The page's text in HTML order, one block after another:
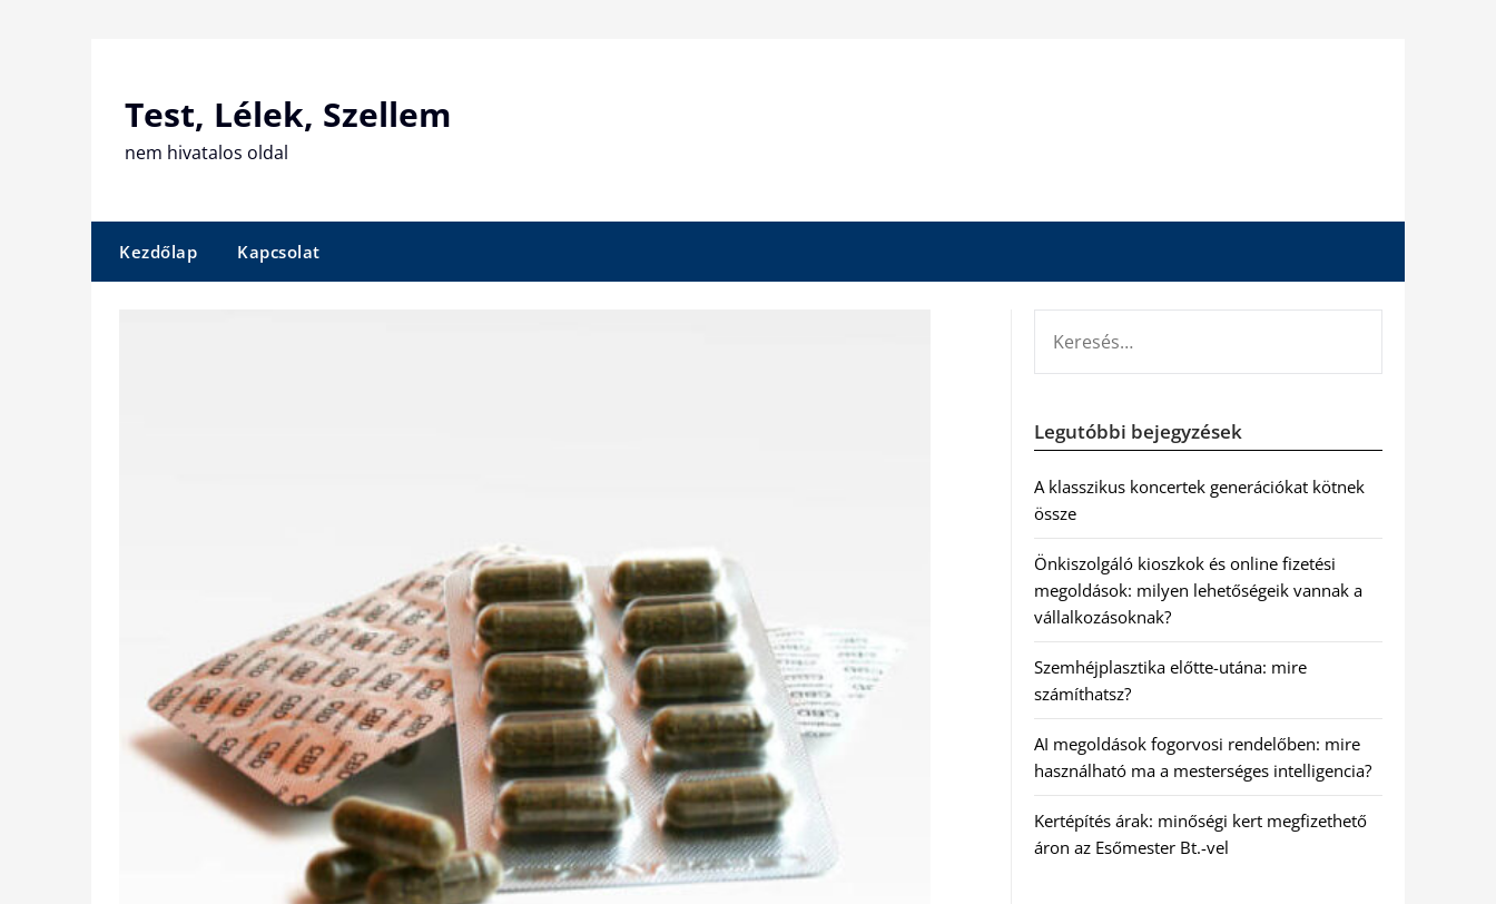
Test, Lélek, Szellem
nem hivatalos oldal
Kezdőlap Kapcsolat
Legutóbbi bejegyzések
A klasszikus koncertek generációkat kötnek
össze
Önkiszolgáló kioszkok és online fizetési
megoldások: milyen lehetőségeik vannak a
vállalkozásoknak?
Szemhéjplasztika előtte-utána: mire
számíthatsz?
AI megoldások fogorvosi rendelőben: mire
használható ma a mesterséges intelligencia?
Kertépítés árak: minőségi kert megfizethető
áron az Esőmester Bt.-vel